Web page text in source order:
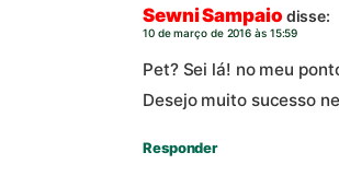
Sewni Sampaio disse:
10 de março de 2016 às 15:59
Pet? Sei lá! no meu
Desejo muito sucesso
Responder